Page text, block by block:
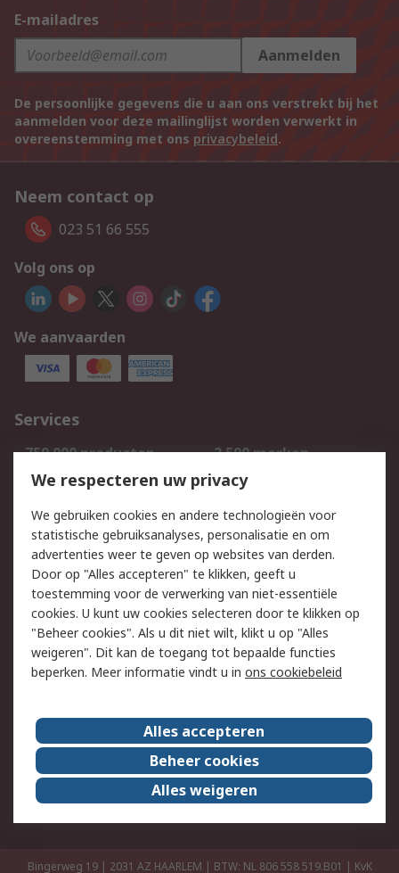
E-mailadres
Aanmelden
De persoonlijke gegevens die u aan ons verstrekt bij het
aanmelden voor deze mailinglijst worden verwerkt in
overeenstemming met ons privacybeleid.
Neem contact op
023 51 66 555
Volg ons op
We aanvaarden
Services
750.000 producten
2.500 merken
Bestellen
Inkoopoplossingen
Track & Trace
Wettelijk
Cookiebeleid
Email veiligheid
Privacybeleid
Websitevoorwaarden
Algemene
verkoopvoorwaarden
Over RS
RS Group
Over ons
RS wereldwijd
Werken bij RS
ESG
Bingerweg 19 | 2031 AZ HAARLEM | BTW: NL 806 558 519.B01 | KvK
We respecteren uw privacy
We gebruiken cookies en andere technologieën voor
statistische gebruiksanalyses, personalisatie en om
advertenties weer te geven op websites van derden.
Door op "Alles accepteren" te klikken, geeft u
toestemming voor de verwerking van niet-essentiële
cookies. U kunt uw cookies selecteren door te klikken op
"Beheer cookies". Als u dit niet wilt, klikt u op "Alles
weigeren". Dit kan de toegang tot bepaalde functies
beperken. Meer informatie vindt u in ons cookiebeleid
Alles accepteren
Beheer cookies
Alles weigeren